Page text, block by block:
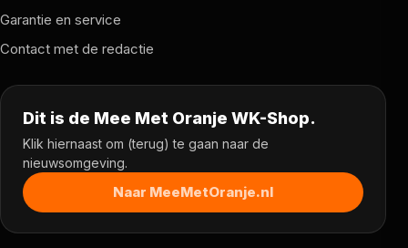
Garantie en service
Contact met de redactie
Dit is de Mee Met Oranje WK-Shop.
Klik hiernaast om (terug) te gaan naar de
nieuwsomgeving.
Naar MeeMetOranje.nl